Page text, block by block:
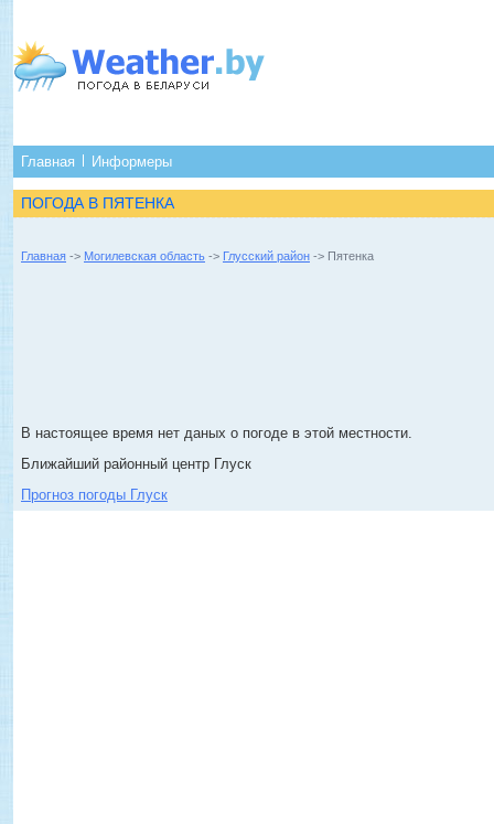
Главная Информеры
ПОГОДА В ПЯТЕНКА
Главная -> Могилевская область -> Глусский район -> Пятенка
В настоящее время нет даных о погоде в этой местности.
Ближайший районный центр Глуск
Прогноз погоды Глуск